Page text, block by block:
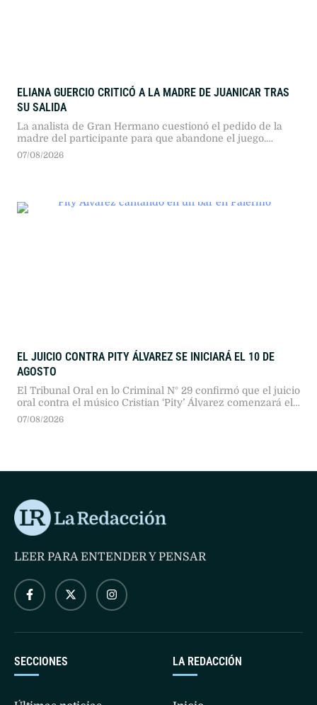
ELIANA GUERCIO CRITICÓ A LA MADRE DE JUANICAR TRAS
SU SALIDA
La analista de Gran Hermano cuestionó el pedido de la
madre del participante para que abandone el juego.
Guercio calificó la decisión como un acto de egoísmo y
sugirió una maniobra para evitar la eliminación por voto
07/08/2026
EL JUICIO CONTRA PITY ÁLVAREZ SE INICIARÁ EL 10 DE
AGOSTO
El Tribunal Oral en lo Criminal N° 29 confirmó que el juicio
oral contra el músico Cristian ‘Pity’ Álvarez comenzará el
próximo 10 de agosto. La Justicia desestimó planteos
sobre su salud tras constatar sus recientes presentaciones
07/08/2026
LA REDACCIÓN
SECCIONES
LEER PARA ENTENDER Y PENSAR